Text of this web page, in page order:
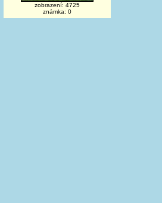
zobrazení: 4725
známka: 0